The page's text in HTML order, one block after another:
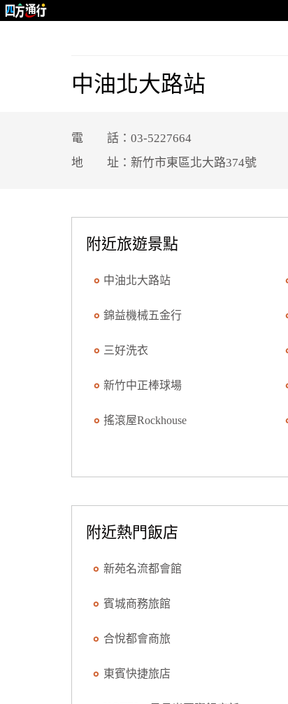
中油北大路站
電 話：03-5227664
地 址：新竹市東區北大路374號
附近旅遊景點
中油北大路站
錦益機械五金行
三好洗衣
新竹中正棒球場
搖滾屋Rockhouse
附近熱門飯店
新苑名流都會館
賓城商務旅館
合悅都會商旅
東賓快捷旅店